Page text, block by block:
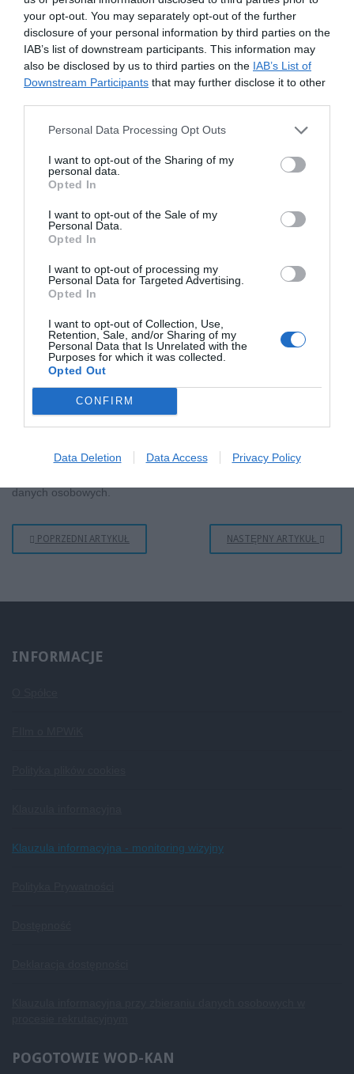
your opt-out. You may separately opt-out of the further
disclosure of your personal information by third parties on the
IAB’s list of downstream participants. This information may
also be disclosed by us to third parties on the IAB’s List of
Downstream Participants that may further disclose it to other
Personal Data Processing Opt Outs
I want to opt-out of the Sharing of my
personal data.
Opted In
I want to opt-out of the Sale of my
Personal Data.
Opted In
I want to opt-out of processing my
Personal Data for Targeted Advertising.
Opted In
I want to opt-out of Collection, Use,
Retention, Sale, and/or Sharing of my
Personal Data that Is Unrelated with the
Purposes for which it was collected.
Opted Out
CONFIRM
Data Deletion Data Access Privacy Policy
zostać zniszczone po upływie od 5 do 50 lat, zależnie od kategorii
archiwalnej danej sprawy.
8) W związku z przetwarzaniem przez Administratora, Pani/Pana
danych osobowych, przysługuje Pani/Panu prawo do:
a) dostępu do treści danych, na podstawie art. 15 RODO z
zastrzeżeniem, że udostępniane dane osobowe nie mogą
ujawniać informacji niejawnych, ani naruszać tajemnic prawnie
Administrator,
b) sprostowania danych, na podstawie art. 16 RODO;
d) wniesienia sprzeciwu wobec przetwarzanych danych, na
przypadków, w których Administrator posiada uprawnienie do
przetwarzania danych na podstawie przepisów prawa,
Ochrony Danych Osobowych gdy uzna Pani/Pan, iż przetwarzanie
danych osobowych Pani/Pana dotyczących narusza przepisy
ogólnego rozporządzenia
których mowa w pkt. 4) jest dobrowolne, jednak niepodanie
danych o których mowa w lit a i b będzie skutkowało brakiem
11) Dane osobowe nie będą wykorzystywane do profilowania ani
danych osobowych.
POPRZEDNI ARTYKUŁ NASTĘPNY ARTYKUŁ
INFORMACJE
Klauzula informacyjna - monitoring wizyjny
POGOTOWIE WOD-KAN